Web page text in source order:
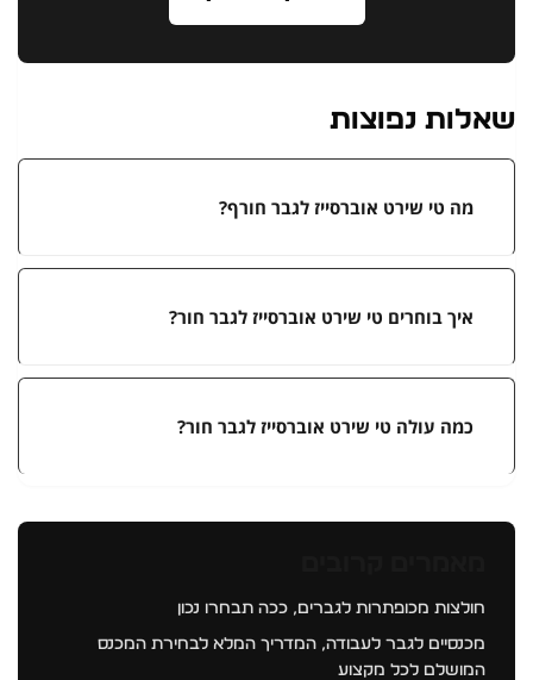
שאלות נפוצות
מה טי שירט אוברסייז לגבר חורף?
איך בוחרים טי שירט אוברסייז לגבר חור?
כמה עולה טי שירט אוברסייז לגבר חור?
חולצות מכופתרות לגברים, ככה תבחרו נכון
מכנסיים לגבר לעבודה, המדריך המלא לבחירת המכנס
המושלם לכל מקצוע